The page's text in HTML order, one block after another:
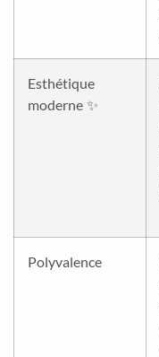
Esthétique
moderne ✨
Polyvalence